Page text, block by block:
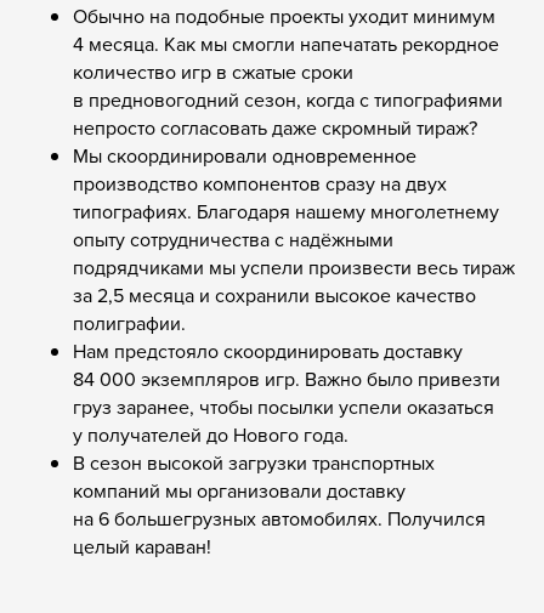
Обычно на подобные проекты уходит минимум
4 месяца. Как мы смогли напечатать рекордное
количество игр в сжатые сроки
в предновогодний сезон, когда с типографиями
непросто согласовать даже скромный тираж?
Мы скоординировали одновременное
производство компонентов сразу на двух
типографиях. Благодаря нашему многолетнему
опыту сотрудничества с надёжными
подрядчиками мы успели произвести весь тираж
за 2,5 месяца и сохранили высокое качество
полиграфии.
Нам предстояло скоординировать доставку
84 000 экземпляров игр. Важно было привезти
груз заранее, чтобы посылки успели оказаться
у получателей до Нового года.
В сезон высокой загрузки транспортных
компаний мы организовали доставку
на 6 большегрузных автомобилях. Получился
целый караван!